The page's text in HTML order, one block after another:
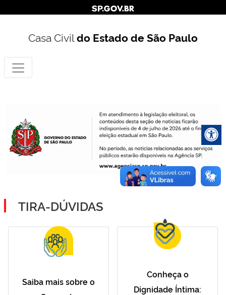
Casa Civildo Estado de São Paulo
TIRA-DÚVIDAS
Saiba mais sobre o
Conheça o
Dignidade Íntima: